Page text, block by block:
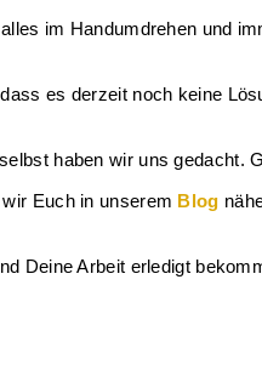
im Handumdrehen und
es derzeit noch keine
haben wir uns gedacht.
Euch in unserem Blog
Deine Arbeit erledigt